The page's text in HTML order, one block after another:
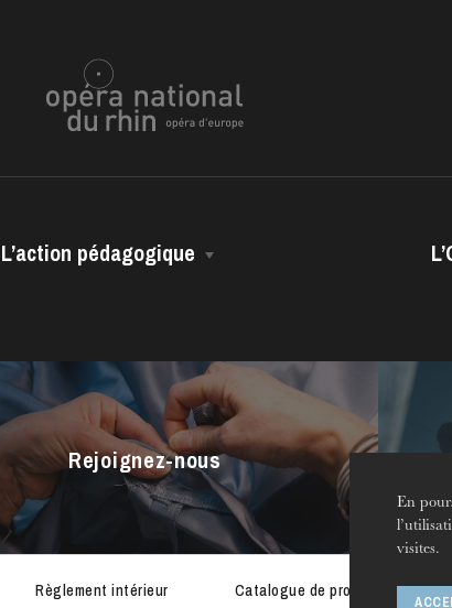
En
visites.
L’action pédagogique
Les ressources pédagogiques
Les vidéos métiers
Rejoignez-nous
Règlement intérieur Catalogue de productions